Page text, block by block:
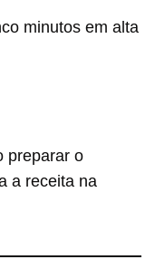
minutos em alta
preparar o
a receita na